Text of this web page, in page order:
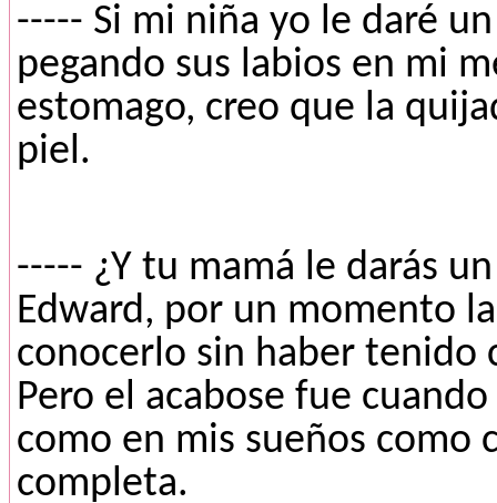
----- Si mi niña yo le daré
pegando sus labios en mi
estomago, creo que la
piel.
----- ¿Y tu mamá le darás
Edward, por un momento
conocerlo sin haber tenido
Pero el acabose fue
como en mis sueños como
completa.